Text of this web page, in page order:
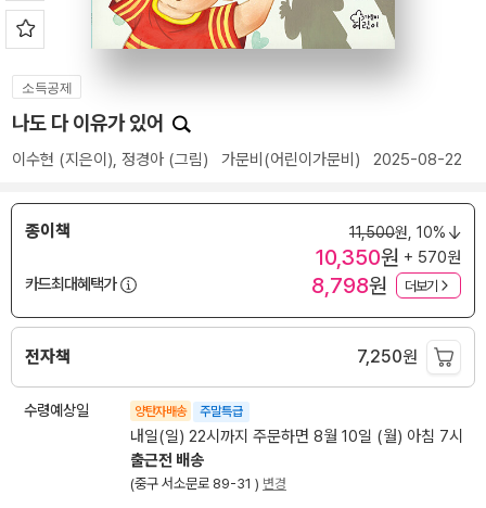
소득공제
나도 다 이유가 있어
이수현 (지은이), 정경아 (그림) 가문비(어린이가문비) 2025-08-22
종이책 11,500원, 10%
10,350원 + 570원
카드최대혜택가
8,798원 더보기
전자책 7,250원
수령예상일 양탄자배송 주말특급
내일(일) 22시까지 주문하면 8월 10일 (월) 아침 7시
출근전 배송
(중구 서소문로 89-31 ) 변경